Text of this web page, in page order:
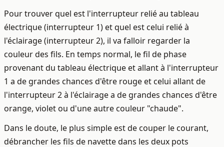
Pour trouver quel est l'interrupteur relié au tableau
électrique (interrupteur 1) et quel est celui relié à
l'éclairage (interrupteur 2), il va falloir regarder la
couleur des fils. En temps normal, le fil de phase
provenant du tableau électrique et allant à l'interrupteur
1 a de grandes chances d'être rouge et celui allant de
l'interrupteur 2 à l'éclairage a de grandes chances d'être
orange, violet ou d'une autre couleur "chaude".
Dans le doute, le plus simple est de couper le courant,
débrancher les fils de navette dans les deux pots